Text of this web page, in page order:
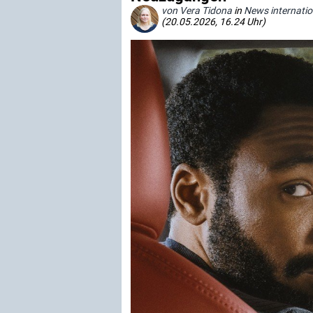
von Vera Tidona in News
(20.05.2026, 16.24 Uhr)